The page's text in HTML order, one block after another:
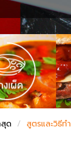
ด สูตรและวิธีทำ